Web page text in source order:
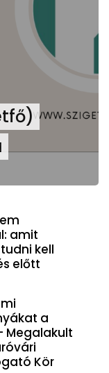
amit
kell
előtt
a
Megalakult
Kör